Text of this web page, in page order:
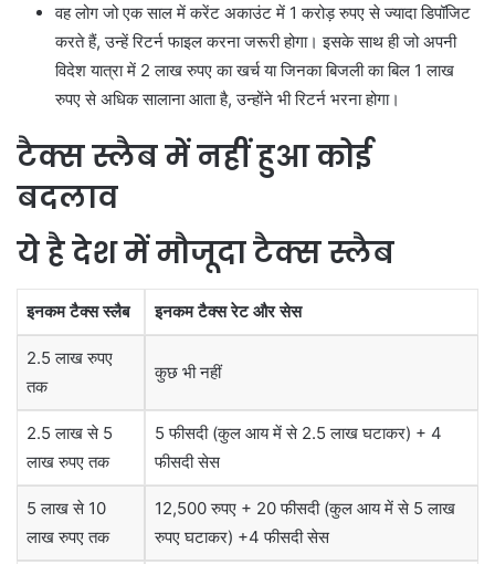
वह लोग जो एक साल में करेंट अकाउंट में 1 करोड़ रुपए से ज्यादा डिपॉजिट
करते हैं, उन्हें रिटर्न फाइल करना जरूरी होगा। इसके साथ ही जो अपनी
विदेश यात्रा में 2 लाख रुपए का खर्च या जिनका बिजली का बिल 1 लाख
रुपए से अधिक सालाना आता है, उन्होंने भी रिटर्न भरना होगा।
टैक्स स्लैब में नहीं हुआ कोई
बदलाव
ये है देश में मौजूदा टैक्स स्लैब
इनकम टैक्स स्लैब इनकम टैक्स रेट और सेस
2.5 लाख रुपए
तक
कुछ भी नहीं
2.5 लाख से 5
लाख रुपए तक
5 फीसदी (कुल आय में से 2.5 लाख घटाकर) + 4
फीसदी सेस
5 लाख से 10
लाख रुपए तक
12,500 रुपए + 20 फीसदी (कुल आय में से 5 लाख
रुपए घटाकर) +4 फीसदी सेस